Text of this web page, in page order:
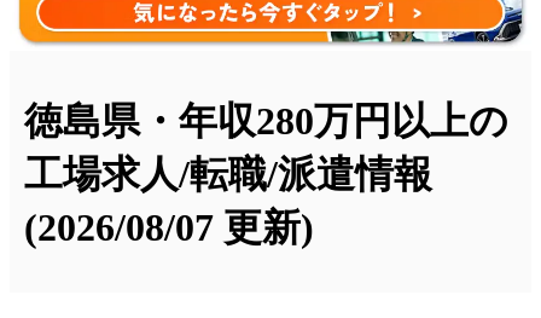
徳島県・年収280万円以上の
工場求人/転職/派遣情報
(2026/08/07 更新)